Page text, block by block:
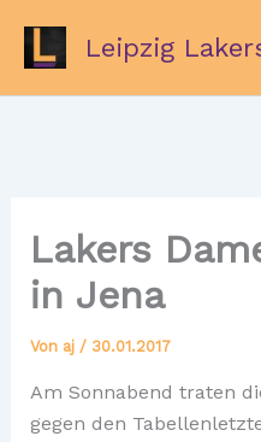
springen
Leipzig
Lakers
in Jena
Von aj / 30.01.2017
Am Sonnabend traten
gegen den